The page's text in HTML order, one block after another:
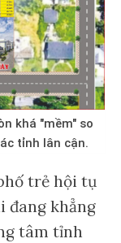
khá "mềm" so
tỉnh lân cận.
trẻ hội tụ
đang khẳng
tâm tỉnh